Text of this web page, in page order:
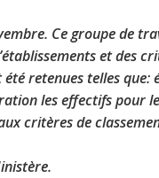
Ce groupe de
et des
retenues telles que:
les effectifs pour
critères de